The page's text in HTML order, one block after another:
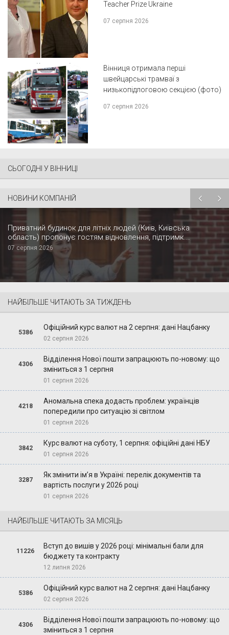
Teacher Prize Ukraine
07 серпня 2026
Вінниця отримала перші
швейцарські трамваї з
низькопідлоговою секцією (фото)
07 серпня 2026
СЬОГОДНІ У ВІННИЦІ
НОВИНИ КОМПАНІЙ
Приватний будинок для літніх людей (Київ, Київська
область) пропонує гостям відновлення, підтримк...
07 серпня 2026
НАЙБІЛЬШЕ ЧИТАЮТЬ ЗА ТИЖДЕНЬ
5386
Офіційний курс валют на 2 серпня: дані Нацбанку
02 серпня 2026
4306
Відділення Нової пошти запрацюють по-новому: що
зміниться з 1 серпня
01 серпня 2026
4218
Аномальна спека додасть проблем: українців
попередили про ситуацію зі світлом
01 серпня 2026
3842
Курс валют на суботу, 1 серпня: офіційні дані НБУ
01 серпня 2026
3287
Як змінити ім’я в Україні: перелік документів та
вартість послуги у 2026 році
01 серпня 2026
НАЙБІЛЬШЕ ЧИТАЮТЬ ЗА МІСЯЦЬ
11226
Вступ до вишів у 2026 році: мінімальні бали для
бюджету та контракту
12 липня 2026
5386
Офіційний курс валют на 2 серпня: дані Нацбанку
02 серпня 2026
4306
Відділення Нової пошти запрацюють по-новому: що
зміниться з 1 серпня